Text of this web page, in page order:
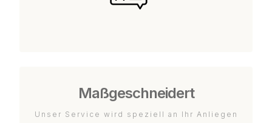
Maßgeschneidert
Unser Service wird speziell an Ihr Anliegen